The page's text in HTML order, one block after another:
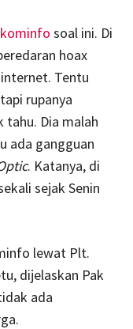
soal ini. Di
hoax
Tentu
rupanya
tahu. Dia malah
ada gangguan
. Katanya, di
sejak Senin
lewat Plt.
dijelaskan Pak
ada